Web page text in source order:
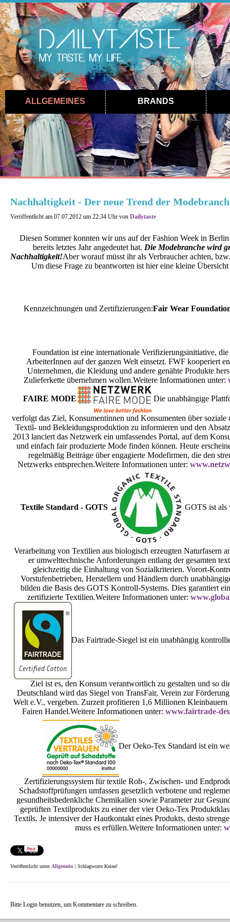
ALLGEMEINES BRANDS
Nachhaltigkeit - Der neue Trend der
Veröffentlicht am 07.07.2012 um 22:34 Uhr von Dailytaste
Diesen Sommer konnten wir uns auf der Fashion Week in
bereits letztes Jahr angedeutet hat. Die Modebranche wird
Nachhaltigkeit!Aber worauf müsst ihr als Verbraucher achten,
Um diese Frage zu beantworten ist hier eine kleine
Kennzeichnungen und Zertifizierungen:Fair Wear
Foundation ist eine internationale Verifizierungsinitiative,
ArbeiterInnen auf der ganzen Welt einsetzt. FWF kooperiert
Unternehmen, die Kleidung und andere genähte Produkte
Zulieferkette übernehmen wollen.Weitere Informationen unter:
FAIRE MODE Die unabhängige
verfolgt das Ziel, Konsumentinnen und Konsumenten über
Textil- und Bekleidungsproduktion zu informieren und den
2013 lanciert das Netzwerk ein umfassendes Portal, auf dem
und einfach fair produzierte Mode finden können. Heute
regelmäßig Beiträge über engagierte Modefirmen, die den
Netzwerks entsprechen.Weitere Informationen unter:
Textile Standard - GOTS GOTS ist als
Verarbeitung von Textilien aus biologisch erzeugten Naturfasern
er umwelttechnische Anforderungen entlang der gesamten
gleichzeitig die Einhaltung von Sozialkriterien. Vorort-
Vorstufenbetrieben, Herstellern und Händlern durch
bilden die Basis des GOTS Kontroll-Systems. Dies garantiert
zertifizierte Textilien.Weitere Informationen unter:
Das Fairtrade-Siegel ist ein unabhängig
Ziel ist es, den Konsum verantwortlich zu gestalten und so
Deutschland wird das Siegel von TransFair, Verein zur
Welt e.V., vergeben. Zurzeit profitieren 1,6 Millionen
Fairen Handel.Weitere Informationen unter:www.fairtrade-
Der Oeko-Tex Standard ist ein
Zertifizierungssystem für textile Roh-, Zwischen- und
Schadstoffprüfungen umfassen gesetzlich verbotene und
gesundheitsbedenkliche Chemikalien sowie Parameter zur
geprüften Textilprodukts zu einer der vier Oeko-Tex
Textils. Je intensiver der Hautkontakt eines Produkts, desto
muss es erfüllen.Weitere Informationen unter:
Veröffentlicht unter Allgemein | Schlagworte Keine!
Bitte Login benutzen, um Kommentare zu schreiben.